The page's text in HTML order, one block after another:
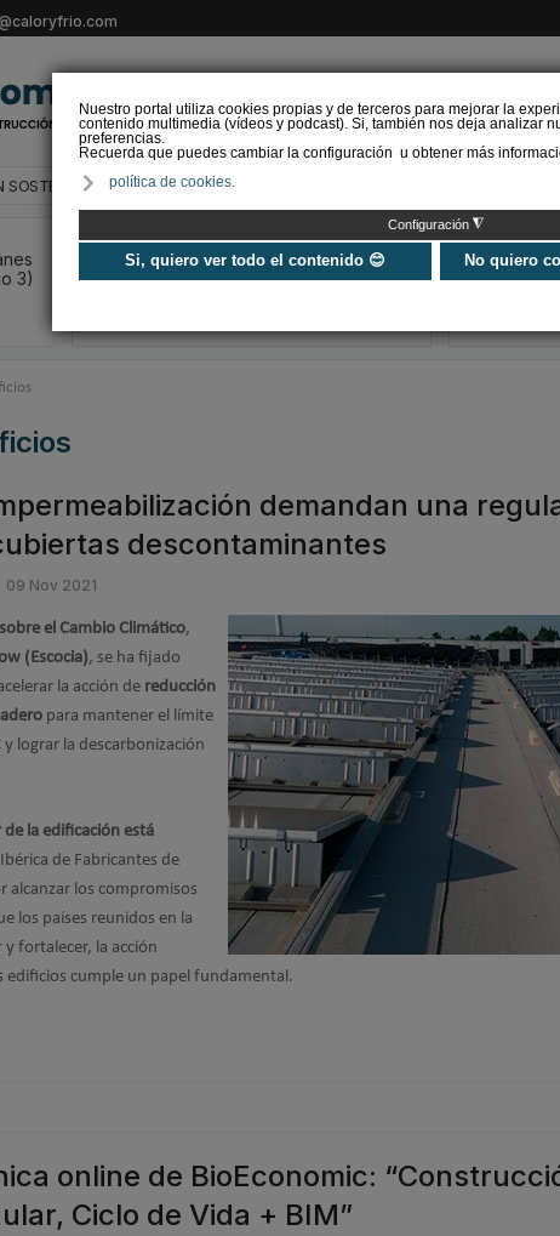
Nuestro portal utiliza cookies propias y de terceros para mejorar la
contenido multimedia (vídeos y podcast). Si, también nos deja analizar
preferencias.
Recuerda que puedes cambiar la configuración u obtener más
política de cookies.
Configuración ◮
Si, quiero ver todo el contenido 😊 No quiero
ENERGÍAS RENOVABLES
3)
Universo Aniversario - Un
año, muchos momentos
demandan una
descontaminantes
09 Nov 2021
el Cambio Climático,
(Escocia), se ha fijado
la acción de reducción
para mantener el límite
lograr la descarbonización
la edificación está
de Fabricantes de
alcanzar los compromisos
los países reunidos en la
y fortalecer, la acción
cumple un papel fundamental.
online de BioEconomic:
Ciclo de Vida + BIM”